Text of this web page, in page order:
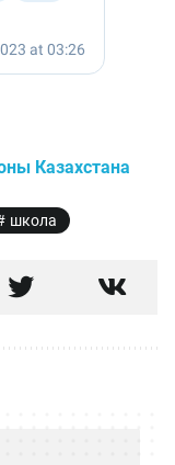
Казахстана
школа